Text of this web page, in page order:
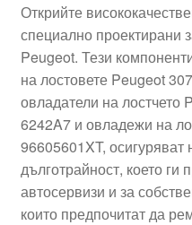
Контакт
Моята сметка
Плащанията
Политика за
Открийте
специално проектирани
Peugeot. Тези
на лостовете Peugeot
овладатели на лостчето
6242A7 и овладежи на
96605601XT, осигуряват
дълготрайност, което ги
автосервизи и за
които предпочитат да